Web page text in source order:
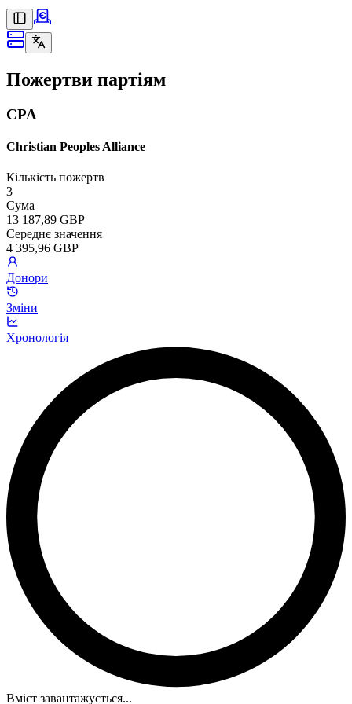
Пожертви партіям
CPA
Christian Peoples Alliance
Кількість пожертв
3
Сума
13 187,89 GBP
Середнє значення
4 395,96 GBP
Донори
Зміни
Хронологія
Вміст завантажується...